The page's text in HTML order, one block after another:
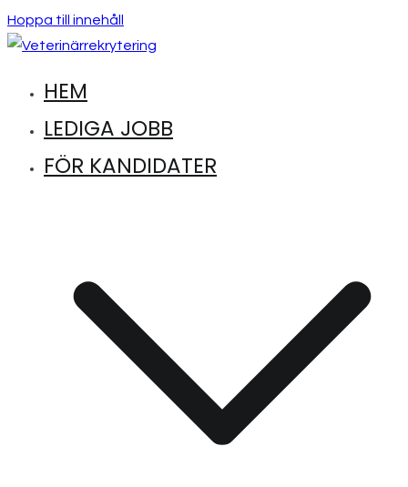
Hoppa till innehåll
Veterinärrekrytering
Hitta lediga jobb inom djursjukvård
HEM
LEDIGA JOBB
FÖR KANDIDATER